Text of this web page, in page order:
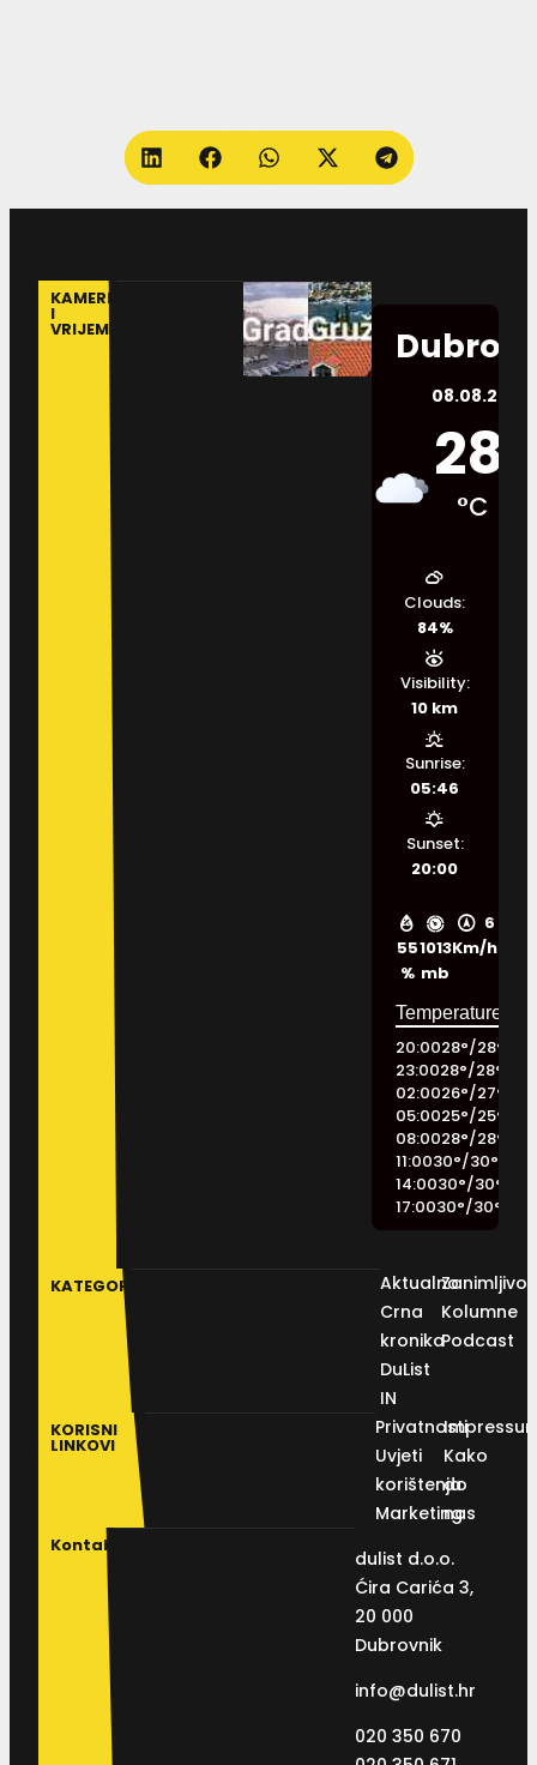
KAMERE
I
VRIJEME
08.08.2026.
28
°C
55
%
1013
mb
6
Km/h
Clouds:
84%
Visibility:
10 km
Sunrise:
05:46
Sunset:
20:00
20:0028°/28°
23:0028°/28°
02:0026°/27°
05:0025°/25°
08:0028°/28°
11:0030°/30°
14:0030°/30°
17:0030°/30°
KATEGORIJE
Aktualno
Crna
kronika
DuList
IN
Kolumne
Podcast
KORISNI
LINKOVI
Privatnosti
Uvjeti
korištenja
Marketing
Kako
do
nas
Kontakt
dulist d.o.o.
Ćira Carića 3,
20 000
Dubrovnik
info@dulist.hr
020 350 670